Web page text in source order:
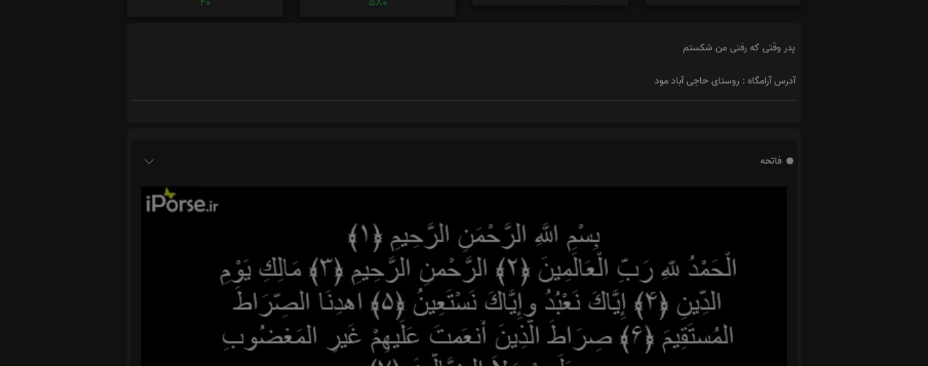
پدر وقتی که رفتی من شکستم
آدرس آرامگاه : روستای حاجی آباد مود
فاتحه